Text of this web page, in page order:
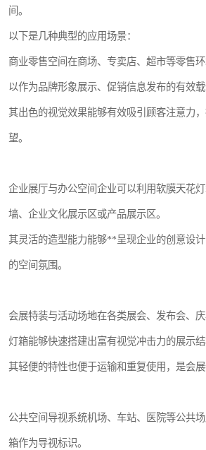
间。
以下是几种典型的应用场景：
商业零售空间在商场、专卖店、超市等零售
以作为品牌形象展示、促销信息发布的有效载
其出色的视觉效果能够有效吸引顾客注意力
望。
企业展厅与办公空间企业可以利用软膜天花
墙、企业文化展示区或产品展示区。
其灵活的造型能力能够**呈现企业的创意设
的空间氛围。
会展特装与活动场地在各类展会、发布会、
灯箱能够快速搭建出富有视觉冲击力的展示结
其轻便的特性也便于运输和重复使用，是会展
公共空间导视系统机场、车站、医院等公共
箱作为导视标识。